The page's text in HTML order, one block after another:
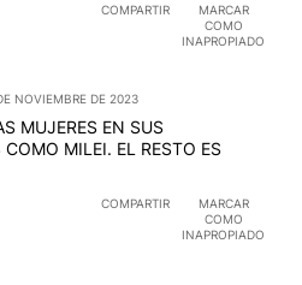
COMPARTIR
MARCAR
COMO
INAPROPIADO
NOVIEMBRE DE 2023
MUJERES EN SUS
MILEI. EL RESTO ES
COMPARTIR
MARCAR
COMO
INAPROPIADO